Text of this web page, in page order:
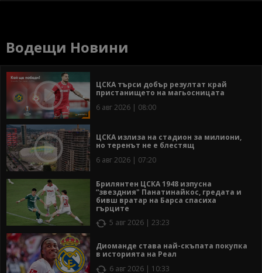
Водещи Новини
ЦСКА търси добър резултат край
пристанището на магьосницата
6 авг 2026 | 08:00
ЦСКА излиза на стадион за милиони,
но теренът не е блестящ
6 авг 2026 | 07:20
Брилянтен ЦСКА 1948 изпусна
“звездния" Панатинайкос, гредата и
бивш вратар на Барса спасиха
гърците
5 авг 2026 | 23:23
Диоманде става най-скъпата покупка
в историята на Реал
6 авг 2026 | 10:33